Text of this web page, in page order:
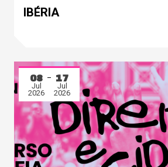
IBÉRIA
08
Jul
2026
17
Jul
2026